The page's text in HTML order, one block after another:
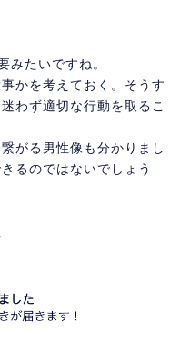
みたいですね。
かを考えておく。そうす
わず適切な行動を取るこ
がる男性像も分かりまし
るのではないでしょう